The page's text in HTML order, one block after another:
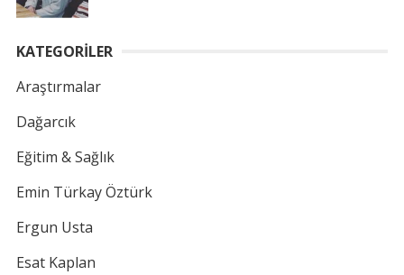
KATEGORİLER
Araştırmalar
Dağarcık
Eğitim & Sağlık
Emin Türkay Öztürk
Ergun Usta
Esat Kaplan